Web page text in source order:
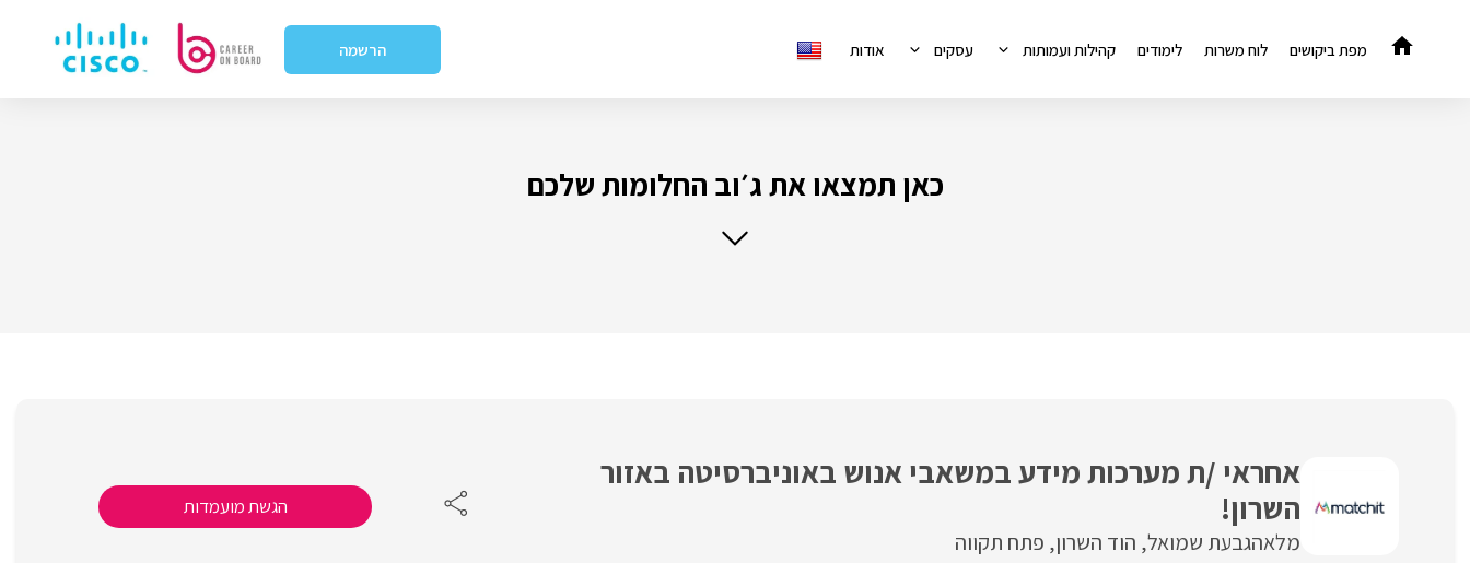
מפת ביקושים לוח משרות לימודים קהילות ועמותות עסקים אודות הרשמה
כאן תמצאו את ג׳וב החלומות שלכם
אחראי /ת מערכות מידע במשאבי אנוש באוניברסיטה באזור
השרון!
מלאהגבעת שמואל הוד השרון פתח תקווה
הגשת מועמדות